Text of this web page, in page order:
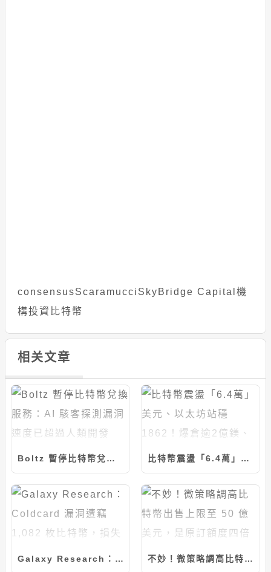
consensusScaramucci SkyBridge Capital 機
構投資 比特幣
相关文章
Boltz 暫停比特幣兌換服務：AI 駭客探測漏洞速度已超過人類開發 比特幣震盪「6.4萬」美元、以太坊站穩1862！爆倉逾2億鎂、恐慌指數回升
Galaxy Research：Coldcard 漏洞遭竊 1,082 枚比特幣，損失逾 7,000 萬美元 不妙！微策略調高比特幣出售上限至 50 億美元，是原訂額度四倍